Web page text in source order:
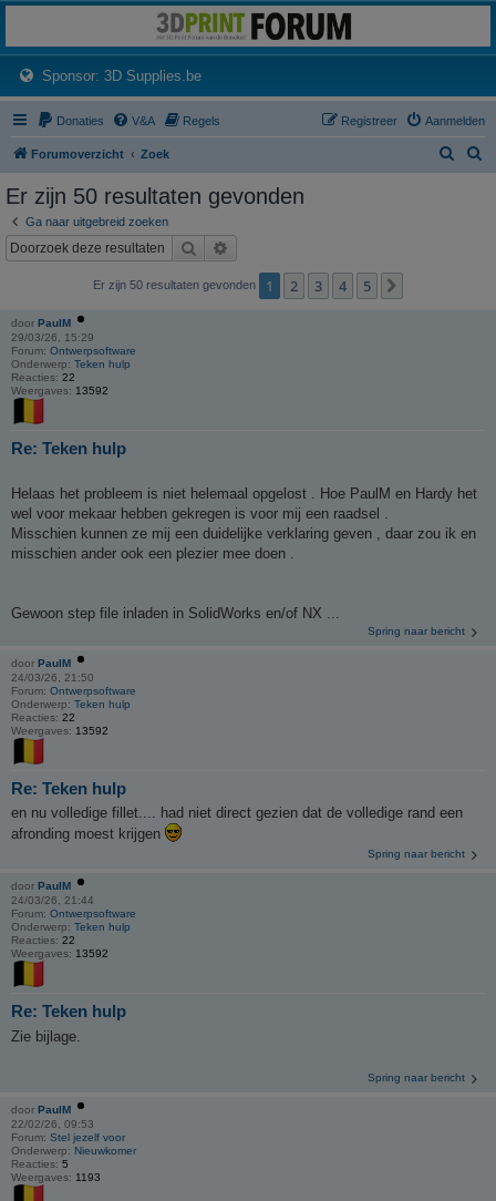
Het 3D print forum van de Benelux na de sluiting van 3dprintforum.nl
Sponsor: 3D Supplies.be(Opens a new tab)
Donaties V&A Regels Aanmelden
Registreer
Forumoverzicht Zoek
Er zijn 50 resultaten gevonden
Ga naar uitgebreid zoeken
Zoek
Er zijn 50 resultaten gevonden 1 2 3 4 5
door PaulM
29/03/26, 15:29
Forum: Ontwerpsoftware
Onderwerp: Teken hulp
Reacties: 22
Weergaves: 13592
Re: Teken hulp
Helaas het probleem is niet helemaal opgelost . Hoe PaulM en Hardy het
wel voor mekaar hebben gekregen is voor mij een raadsel .
Misschien kunnen ze mij een duidelijke verklaring geven , daar zou ik en
misschien ander ook een plezier mee doen .
Gewoon step file inladen in SolidWorks en/of NX ...
Spring naar bericht
door PaulM
24/03/26, 21:50
Forum: Ontwerpsoftware
Onderwerp: Teken hulp
Reacties: 22
Weergaves: 13592
Re: Teken hulp
en nu volledige fillet.... had niet direct gezien dat de volledige rand een
afronding moest krijgen
Spring naar bericht
door PaulM
24/03/26, 21:44
Forum: Ontwerpsoftware
Onderwerp: Teken hulp
Reacties: 22
Weergaves: 13592
Re: Teken hulp
Zie bijlage.
Spring naar bericht
door PaulM
22/02/26, 09:53
Forum: Stel jezelf voor
Onderwerp: Nieuwkomer
Reacties: 5
Weergaves: 1193